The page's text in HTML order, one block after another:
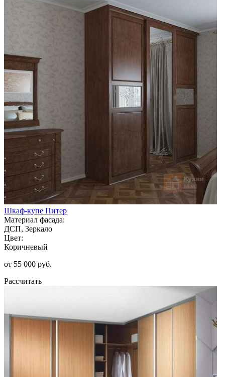
Шкаф-купе Питер
Материал фасада:
ДСП, Зеркало
Цвет:
Коричневый
от 55 000 руб.
Рассчитать